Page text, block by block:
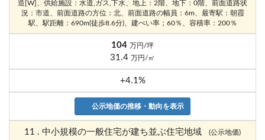
造[W]、供給施設：水道,ガス,下水、地上：2階、地下：0階、前面道路状
況：市道、前面道路の方位：北、前面道路の幅員：6m、最寄駅：朝霞
駅、駅距離：690m(徒歩8.6分)、建ぺい率；60％、容積率：200％
104 万円/坪
31.4 万円/㎡
+4.1%
公示地価の推移・動向を表示
11 . 中小規模の一般住宅が建ち並ぶ住宅地域 (公示地価)